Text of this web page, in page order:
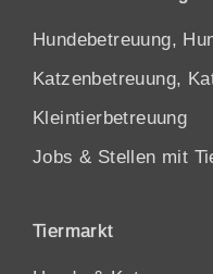
Hundebetreuung,
Katzenbetreuung,
Kleintierbetreuung
Jobs & Stellen mit
Tiermarkt